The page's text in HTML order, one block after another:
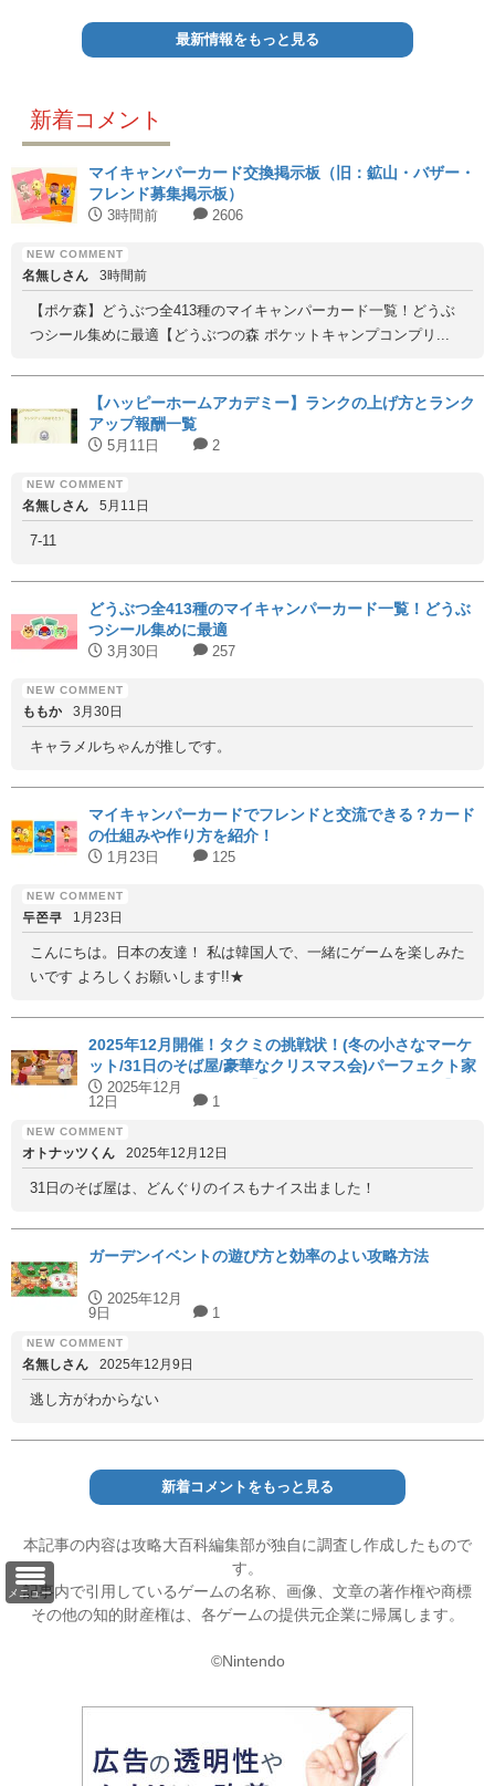
メニュー
最新情報をもっと見る
新着コメント
マイキャンパーカード交換掲示板（旧：鉱山・バザー・
フレンド募集掲示板）
3時間前 2606
名無しさん 3時間前
【ポケ森】どうぶつ全413種のマイキャンパーカード一覧！どうぶ
つシール集めに最適【どうぶつの森 ポケットキャンプコンプリ...
【ハッピーホームアカデミー】ランクの上げ方とランク
アップ報酬一覧
5月11日 2
名無しさん 5月11日
7-11
どうぶつ全413種のマイキャンパーカード一覧！どうぶ
つシール集めに最適
3月30日 257
ももか 3月30日
キャラメルちゃんが推しです。
マイキャンパーカードでフレンドと交流できる？カード
の仕組みや作り方を紹介！
1月23日 125
두쫀쿠 1月23日
こんにちは。日本の友達！ 私は韓国人で、一緒にゲームを楽しみた
いです よろしくお願いします!!★
2025年12月開催！タクミの挑戦状！(冬の小さなマーケ
ット/31日のそば屋/豪華なクリスマス会)パーフェクト家
具と代用家具を紹介！【ハッピーホームアカデミー】
2025年12月
12日
1
オトナッツくん 2025年12月12日
31日のそば屋は、どんぐりのイスもナイス出ました！
ガーデンイベントの遊び方と効率のよい攻略方法
2025年12月
9日
1
名無しさん 2025年12月9日
逃し方がわからない
新着コメントをもっと見る
本記事の内容は攻略大百科編集部が独自に調査し作成したもので
す。
記事内で引用しているゲームの名称、画像、文章の著作権や商標
その他の知的財産権は、各ゲームの提供元企業に帰属します。
©Nintendo